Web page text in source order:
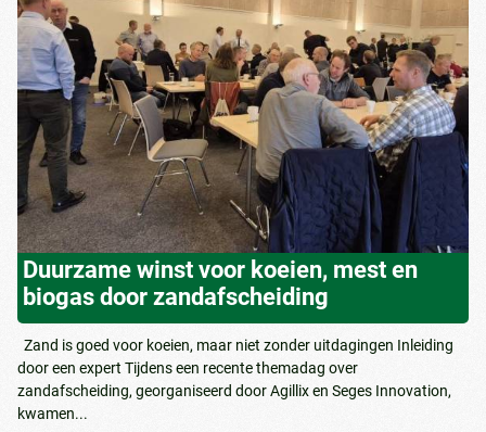
Duurzame winst voor koeien, mest en
biogas door zandafscheiding
Zand is goed voor koeien, maar niet zonder uitdagingen Inleiding
door een expert Tijdens een recente themadag over
zandafscheiding, georganiseerd door Agillix en Seges Innovation,
kwamen...